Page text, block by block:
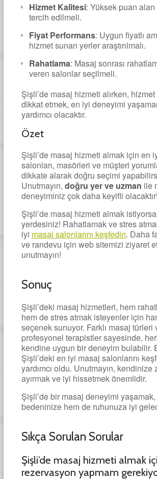
Hizmet Kalitesi: Yüksek puan
tercih edilmeli.
Fiyat Performans: Uygun fiyatlı
hizmet sunan yerler araştırılmalı.
Rahatlama: Masaj sonrası
veren salonlar seçilmeli.
Şişli’de masaj hizmeti alırken,
dikkat etmek, en iyi deneyimi
yardımcı olacaktır.
Özet
Şişli’de masaj hizmeti almak için en
salonları, masörleri ve müşteri
dikkate alarak doğru seçimi
Unutmayın, doğru yer ve uzman ile
deneyiminiz çok daha keyifli olacaktır!
Şişli’de masaj hizmeti almak
yerdesiniz! Rahatlamak ve stres
iyi masaj salonlarını keşfedin. Daha
ve randevu için web sitemizi ziyaret
unutmayın!
Sonuç
Şişli’deki masaj hizmetleri, hem
hem de stres atmak isteyenler için
seçenek sunuyor. Farklı masaj türleri
profesyonel terapistler sayesinde,
kendine uygun bir deneyim bulabilir.
Şişli’deki en iyi masaj salonlarını
yardımcı oldu. Unutmayın, kendinize
ayırmak ve iyi hissetmek önemlidir.
Şişli’de bir masaj deneyimi
bedeninize hem de ruhunuza iyi
Sıkça Sorulan Sorular
Şişli’de masaj hizmeti almak
rezervasyon yapmam